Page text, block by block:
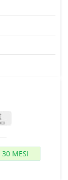
MESI